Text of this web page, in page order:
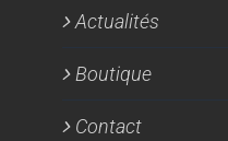
Actualités
Boutique
Contact